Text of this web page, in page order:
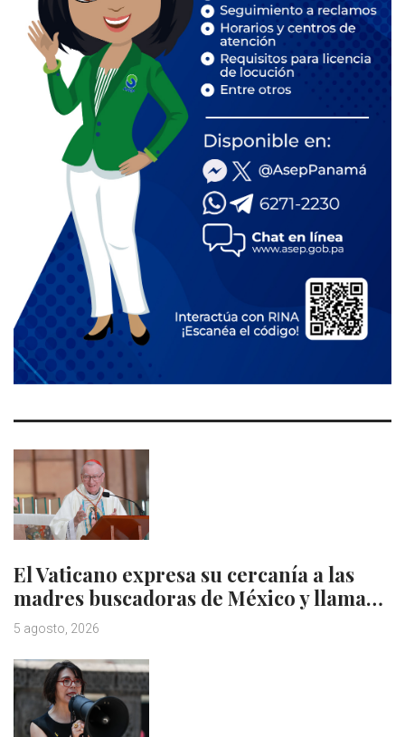
El Vaticano expresa su cercanía a las
madres buscadoras de México y llama…
5 agosto, 2026